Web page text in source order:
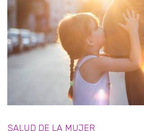
SALUD DE LA MUJER